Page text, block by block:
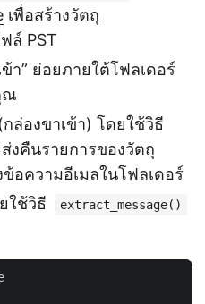
เพื่อสร้างวัตถุ
ล์ PST
า” ย่อยภายใต้โฟลเดอร์
ณ
ล่องขาเข้า) โดยใช้วิธี
งคืนรายการของวัตถุ
อความอีเมลในโฟลเดอร์
ใช้วิธี
extract_message()